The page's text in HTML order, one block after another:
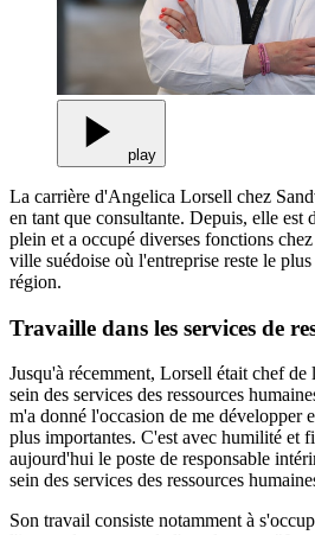
play
La carrière d'Angelica Lorsell chez
en tant que consultante. Depuis, elle est
plein et a occupé diverses fonctions
ville suédoise où l'entreprise reste le
région.
Travaille dans les services de
Jusqu'à récemment, Lorsell était chef de
sein des services des ressources
m'a donné l'occasion de me développer
plus importantes. C'est avec humilité et
aujourd'hui le poste de responsable
sein des services des ressources
Son travail consiste notamment à